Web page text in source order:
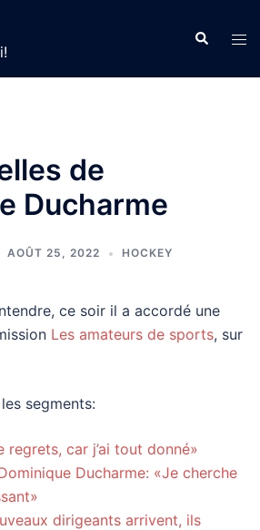
de
Ducharme
AOÛT 25, 2022 HOCKEY
ce soir il a accordé une
Les amateurs de sports, sur
segments:
regrets, car j’ai tout donné»
Ducharme: «Je cherche
dirigeants arrivent, ils